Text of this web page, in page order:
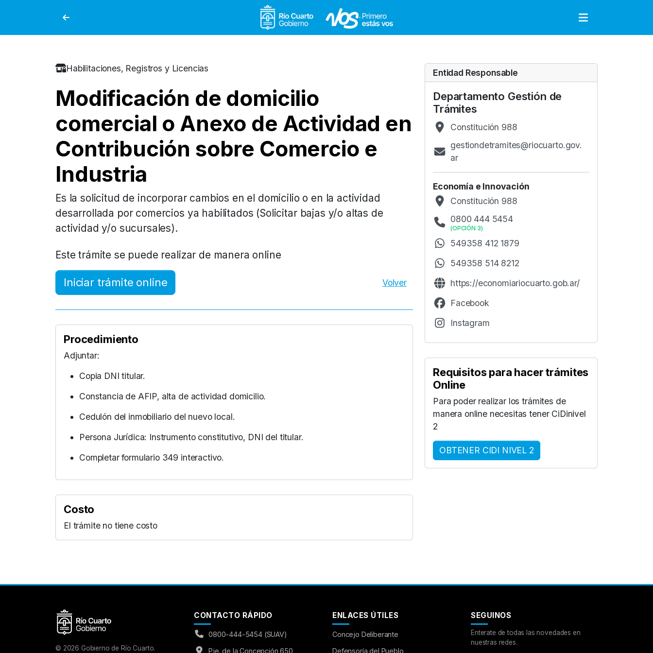
Gobierno de Río Cuarto
Habilitaciones, Registros y Licencias
Modificación de domicilio
comercial o Anexo de Actividad en
Contribución sobre Comercio e
Industria
Es la solicitud de incorporar cambios en el domicilio o en la actividad
desarrollada por comercios ya habilitados (Solicitar bajas y/o altas de
actividad y/o sucursales).
Este trámite se puede realizar de manera online
Iniciar trámite online Volver
Procedimiento
Adjuntar:
Copia DNI titular.
Constancia de AFIP, alta de actividad domicilio.
Cedulón del inmobiliario del nuevo local.
Persona Jurídica: Instrumento constitutivo, DNI del titular.
Completar formulario 349 interactivo.
Costo
El trámite no tiene costo
Entidad Responsable
Departamento Gestión de
Trámites
Constitución 988
gestiondetramites@riocuarto.gov.
ar
Economía e Innovación
Constitución 988
0800 444 5454
(OPCIÓN 3)
549358 412 1879
549358 514 8212
https://economiariocuarto.gob.ar/
Facebook
Instagram
Requisitos para hacer trámites
Online
Para poder realizar los trámites de
manera online necesitas tener CiDinivel
2
OBTENER CIDI NIVEL 2
© 2026 Gobierno de Río Cuarto.
CONTACTO RÁPIDO
0800-444-5454 (SUAV)
Pje. de la Concepción 650
ENLACES ÚTILES
Concejo Deliberante
Defensoría del Pueblo
SEGUINOS
Enterate de todas las novedades en
nuestras redes.
Leer al pasar el mouse